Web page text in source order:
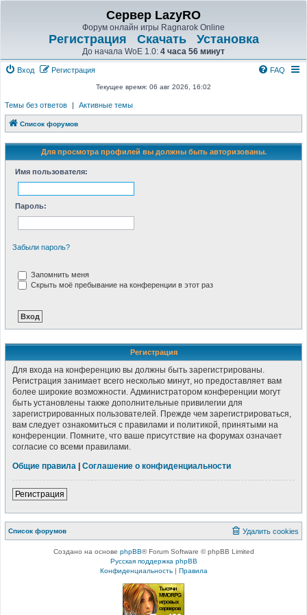
Сервер LazyRO
Форум онлайн игры Ragnarok Online
Регистрация Скачать Установка
До начала WoE 1.0: 4 часа 56 минут
Вход Регистрация FAQ
Текущее время: 06 авг 2026, 16:02
Темы без ответов | Активные темы
Список форумов
Для просмотра профилей вы должны быть авторизованы.
Имя пользователя:
Пароль:
Забыли пароль?
Запомнить меня
Скрыть моё пребывание на конференции в этот раз
Регистрация
Для входа на конференцию вы должны быть зарегистрированы.
Регистрация занимает всего несколько минут, но предоставляет вам
более широкие возможности. Администратором конференции могут
быть установлены также дополнительные привилегии для
зарегистрированных пользователей. Прежде чем зарегистрироваться,
вам следует ознакомиться с правилами и политикой, принятыми на
конференции. Помните, что ваше присутствие на форумах означает
согласие со всеми правилами.
Общие правила
Соглашение о конфиденциальности
Регистрация
Список форумов Удалить cookies
Создано на основе phpBB® Forum Software © phpBB Limited
Русская поддержка phpBB
Конфиденциальность| Правила